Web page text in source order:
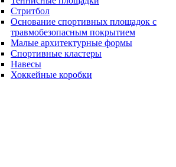
Стритбол
Основание спортивных площадок с
травмобезопасным покрытием
Малые архитектурные формы
Спортивные кластеры
Навесы
Хоккейные коробки